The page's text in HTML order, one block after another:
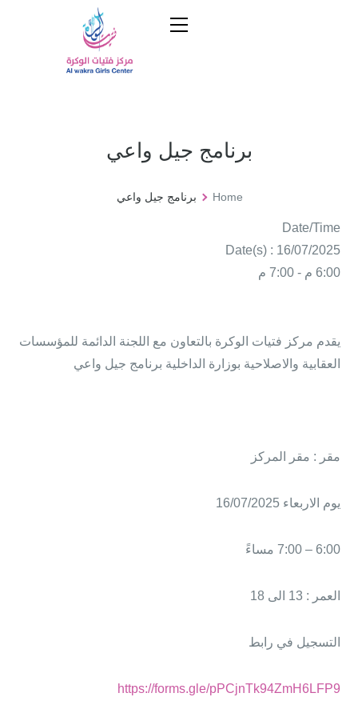
برنامج جيل واعي
Home برنامج جيل واعي
Date/Time
Date(s) : 16/07/2025
6:00 م - 7:00 م
يقدم مركز فتيات الوكرة بالتعاون مع اللجنة الدائمة للمؤسسات
العقابية والاصلاحية بوزارة الداخلية برنامج جيل واعي
مقر : مقر المركز
يوم الاربعاء 16/07/2025
6:00 – 7:00 مساءً
العمر : 13 الى 18
التسجيل في رابط
https://forms.gle/pPCjnTk94ZmH6LFP9